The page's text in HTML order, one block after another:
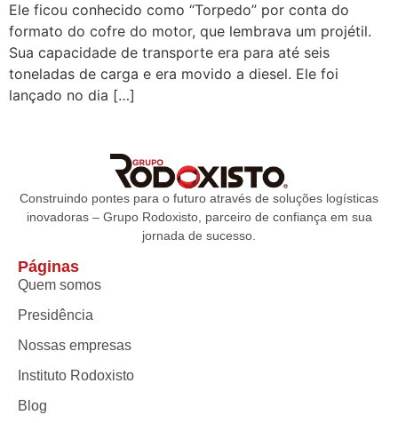
Ele ficou conhecido como “Torpedo” por conta do
formato do cofre do motor, que lembrava um projétil.
Sua capacidade de transporte era para até seis
toneladas de carga e era movido a diesel. Ele foi
lançado no dia […]
Construindo pontes para o futuro através de soluções logísticas
inovadoras – Grupo Rodoxisto, parceiro de confiança em sua
jornada de sucesso.
Páginas
Quem somos
Presidência
Nossas empresas
Instituto Rodoxisto
Blog